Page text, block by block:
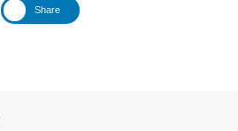
Share